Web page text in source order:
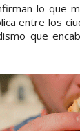
lo que
entre los
que